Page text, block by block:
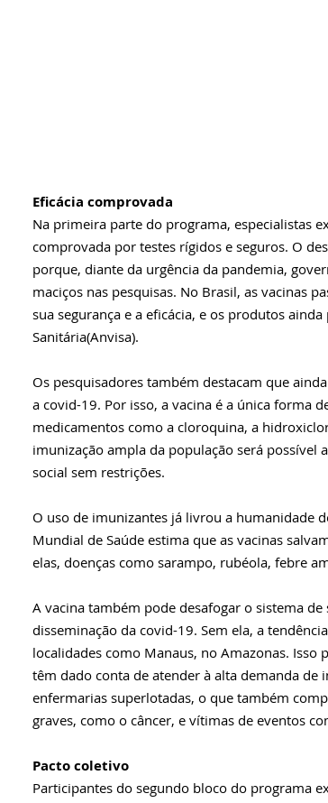
Eficácia comprovada
Na primeira parte do programa, especialistas
comprovada por testes rígidos e seguros. O
porque, diante da urgência da pandemia,
maciços nas pesquisas. No Brasil, as vacinas
sua segurança e a eficácia, e os produtos
Sanitária(Anvisa).
Os pesquisadores também destacam que
a covid-19. Por isso, a vacina é a única forma
medicamentos como a cloroquina, a
imunização ampla da população será possível
social sem restrições.
O uso de imunizantes já livrou a humanidade
Mundial de Saúde estima que as vacinas
elas, doenças como sarampo, rubéola, febre
A vacina também pode desafogar o sistema
disseminação da covid-19. Sem ela, a
localidades como Manaus, no Amazonas.
têm dado conta de atender à alta demanda de
enfermarias superlotadas, o que também
graves, como o câncer, e vítimas de eventos
Pacto coletivo
Participantes do segundo bloco do programa